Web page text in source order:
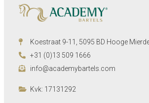
Koestraat 9-11, 5095 BD Hooge
+31 (0)13 509 1666
info@academybartels.com
Kvk: 17131292